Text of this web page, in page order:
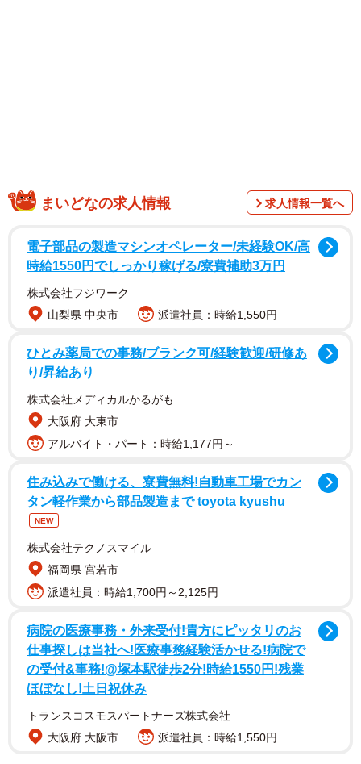
から猫を送り込まれたとしか思えないような出来事は、日
「かわいい」と思っただけで子猫が…
埼玉県で暮らすG家も、猫を送り込まれた家庭のひとつ。そ
れまでお母さんは、職場で生まれた野良猫の子猫を「かわ
いとも思っていましたが、娘にアレルギーがあるため、諦
めていたのです。
猫は外で可愛がるもの、そう思っていたのは2022年4月22
日午前5時まででした。お母さんはそろそろ起きないと、と
鳴き声が聞こえるではありませんか。
まいどなの求人情報 求人情報一覧へ
電子部品の製造マシンオペレーター/未経験OK/高
時給1550円でしっかり稼げる/寮費補助3万円
株式会社フジワーク
山梨県 中央市
派遣社員：時給1,550円
ひとみ薬局での事務/ブランク可/経験歓迎/研修あ
り/昇給あり
株式会社メディカルかるがも
大阪府 大東市
アルバイト・パート：時給1,177円～
住み込みで働ける、寮費無料!自動車工場でカン
タン軽作業から部品製造まで toyota kyushu
NEW
株式会社テクノスマイル
福岡県 宮若市
派遣社員：時給1,700円～2,125円
病院の医療事務・外来受付!貴方にピッタリのお
仕事探しは当社へ!医療事務経験活かせる!病院で
の受付&事務!@塚本駅徒歩2分!時給1550円!残業
ほぼなし!土日祝休み
トランスコスモスパートナーズ株式会社
大阪府 大阪市
派遣社員：時給1,550円